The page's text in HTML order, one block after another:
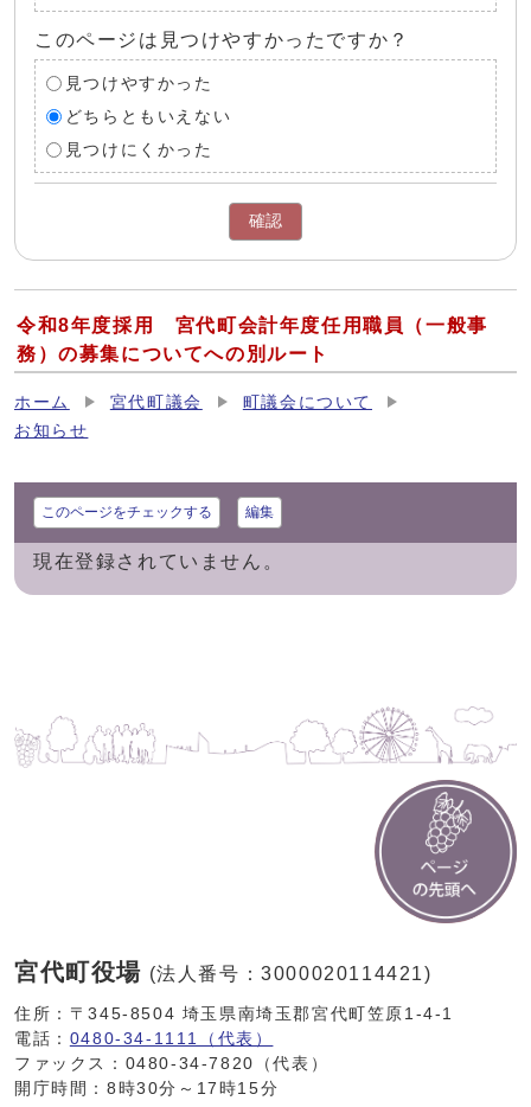
このページは見つけやすかったですか？
見つけやすかった
どちらともいえない
見つけにくかった
確認
令和8年度採用 宮代町会計年度任用職員（一般事
務）の募集についてへの別ルート
ホーム 宮代町議会
町議会について
お知らせ
このページをチェックする 編集
現在登録されていません。
宮代町役場 (法人番号：3000020114421)
住所：〒345-8504 埼玉県南埼玉郡宮代町笠原1-4-1
電話： 0480-34-1111（代表）
ファックス：0480-34-7820（代表）
開庁時間：8時30分～17時15分